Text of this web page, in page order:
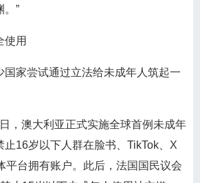
。”
用
家尝试通过立法给未成年人筑起一
澳大利亚正式实施全球首例未成年
止16岁以下人群在脸书、TikTok、X
平台拥有账户。此后，法国国民议会